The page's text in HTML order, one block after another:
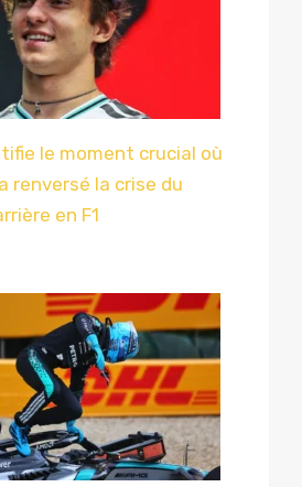
le moment crucial où
renversé la crise du
en F1